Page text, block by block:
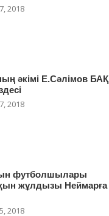
2018
әкімі Е.Сәлімов БАҚ
2018
футболшылары
жұлдызы Неймарға
2018